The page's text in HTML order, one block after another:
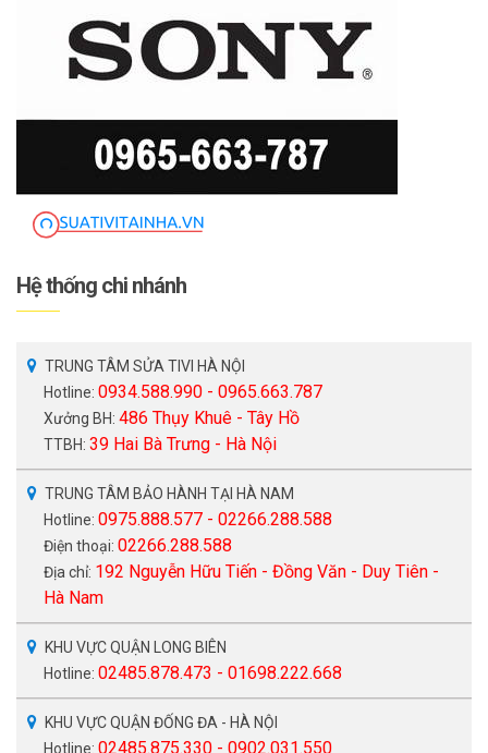
Hệ thống chi nhánh
TRUNG TÂM SỬA TIVI HÀ NỘI
Hotline: 0934.588.990 - 0965.663.787
Xưởng BH: 486 Thụy Khuê - Tây Hồ
TTBH: 39 Hai Bà Trưng - Hà Nội
TRUNG TÂM BẢO HÀNH TẠI HÀ NAM
Hotline: 0975.888.577 - 02266.288.588
Điện thoại: 02266.288.588
Địa chỉ: 192 Nguyễn Hữu Tiến - Đồng Văn - Duy Tiên -
Hà Nam
KHU VỰC QUẬN LONG BIÊN
Hotline: 02485.878.473 - 01698.222.668
KHU VỰC QUẬN ĐỐNG ĐA - HÀ NỘI
Hotline: 02485.875.330 - 0902.031.550